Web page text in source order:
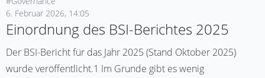
6. Februar 2026, 14:05
Einordnung des BSI-Berichtes 2025
Der BSI-Bericht für das Jahr 2025 (Stand Oktober 2025)
wurde veröffentlicht.1 Im Grunde gibt es wenig